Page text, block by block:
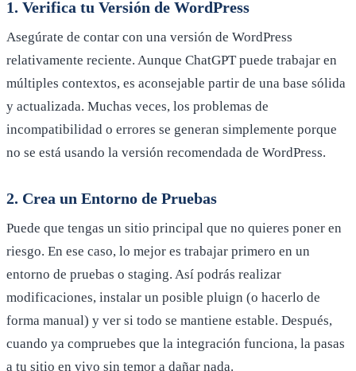
1. Verifica tu Versión de WordPress
Asegúrate de contar con una versión de WordPress
relativamente reciente. Aunque ChatGPT puede trabajar en
múltiples contextos, es aconsejable partir de una base sólida
y actualizada. Muchas veces, los problemas de
incompatibilidad o errores se generan simplemente porque
no se está usando la versión recomendada de WordPress.
2. Crea un Entorno de Pruebas
Puede que tengas un sitio principal que no quieres poner en
riesgo. En ese caso, lo mejor es trabajar primero en un
entorno de pruebas o staging. Así podrás realizar
modificaciones, instalar un posible pluign (o hacerlo de
forma manual) y ver si todo se mantiene estable. Después,
cuando ya compruebes que la integración funciona, la pasas
a tu sitio en vivo sin temor a dañar nada.